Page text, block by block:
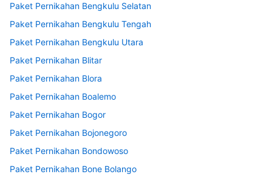
Paket Pernikahan Bengkulu Selatan
Paket Pernikahan Bengkulu Tengah
Paket Pernikahan Bengkulu Utara
Paket Pernikahan Blitar
Paket Pernikahan Blora
Paket Pernikahan Boalemo
Paket Pernikahan Bogor
Paket Pernikahan Bojonegoro
Paket Pernikahan Bondowoso
Paket Pernikahan Bone Bolango